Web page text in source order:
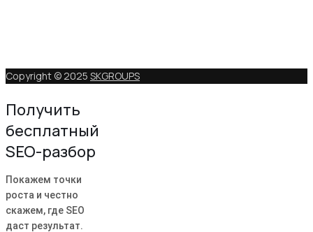
Copyright © 2025 SKGROUPS
Получить
бесплатный
SEO-разбор
Покажем точки
роста и честно
скажем, где SEO
даст результат.